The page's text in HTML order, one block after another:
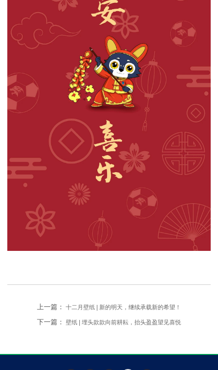
上一篇： 十二月壁纸 | 新的明天，继续承载新的希望！
下一篇： 壁纸 | 埋头款款向前耕耘，抬头盈盈望见喜悦